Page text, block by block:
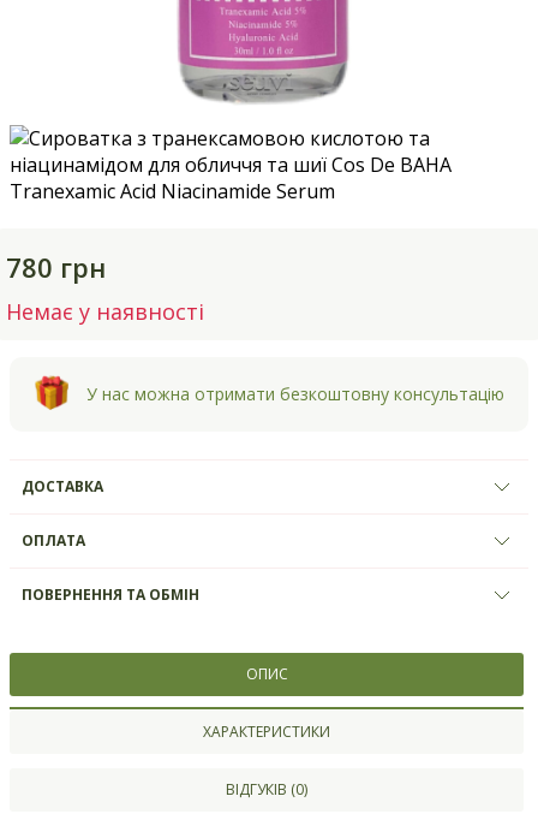
780 грн
Немає у наявності
У нас можна отримати безкоштовну консультацію
ДОСТАВКА
ОПЛАТА
ПОВЕРНЕННЯ ТА ОБМІН
ОПИС
ХАРАКТЕРИСТИКИ
ВІДГУКІВ (0)